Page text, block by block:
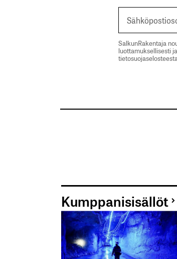
SalkunRakentaja
luottamuksellisesti
Kumppanisisällöt